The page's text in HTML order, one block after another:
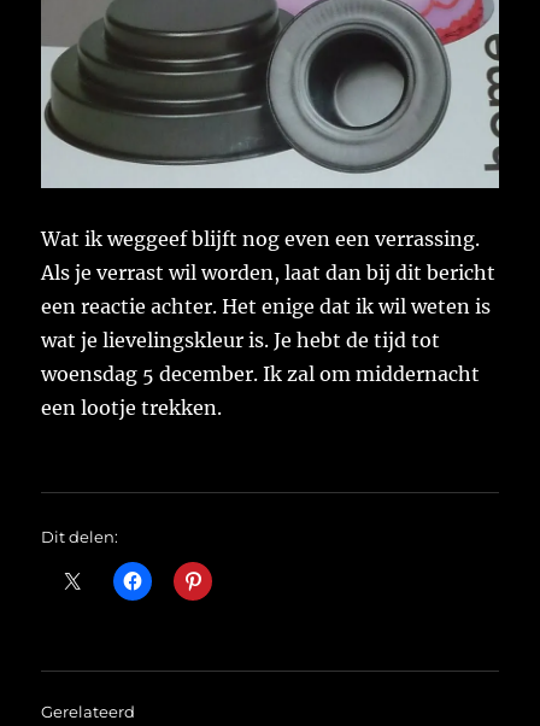
Wat ik weggeef blijft nog even een verrassing.
Als je verrast wil worden, laat dan bij dit bericht
een reactie achter. Het enige dat ik wil weten is
wat je lievelingskleur is. Je hebt de tijd tot
woensdag 5 december. Ik zal om middernacht
een lootje trekken.
Dit delen:
Gerelateerd